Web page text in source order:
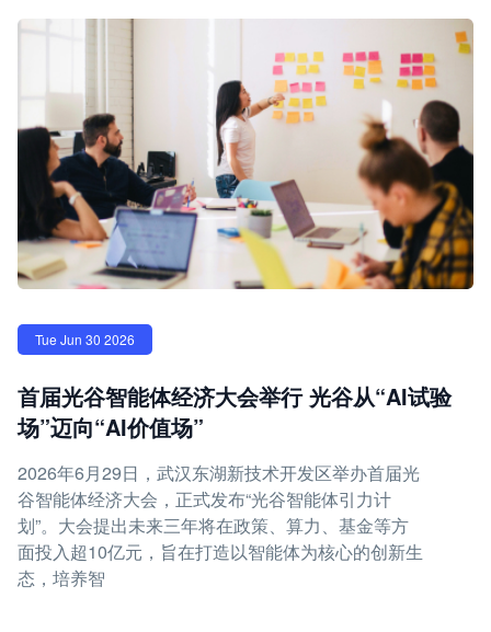
Tue Jun 30 2026
首届光谷智能体经济大会举行 光谷从“AI试验
场”迈向“AI价值场”
2026年6月29日，武汉东湖新技术开发区举办首届光
谷智能体经济大会，正式发布“光谷智能体引力计
划”。大会提出未来三年将在政策、算力、基金等方
面投入超10亿元，旨在打造以智能体为核心的创新生
态，培养智